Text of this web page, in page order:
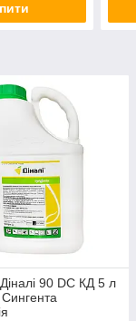
90 DC КД 5 л